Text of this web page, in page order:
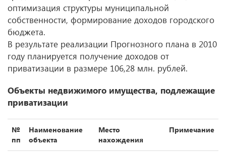
оптимизация структуры муниципальной
собственности, формирование доходов городского
бюджета.
В результате реализации Прогнозного плана в 2010
году планируется получение доходов от
приватизации в размере 106,28 млн. рублей.
Объекты недвижимого имущества, подлежащие
приватизации
№
пп
Наименование
объекта
Место
нахождения
Примечание